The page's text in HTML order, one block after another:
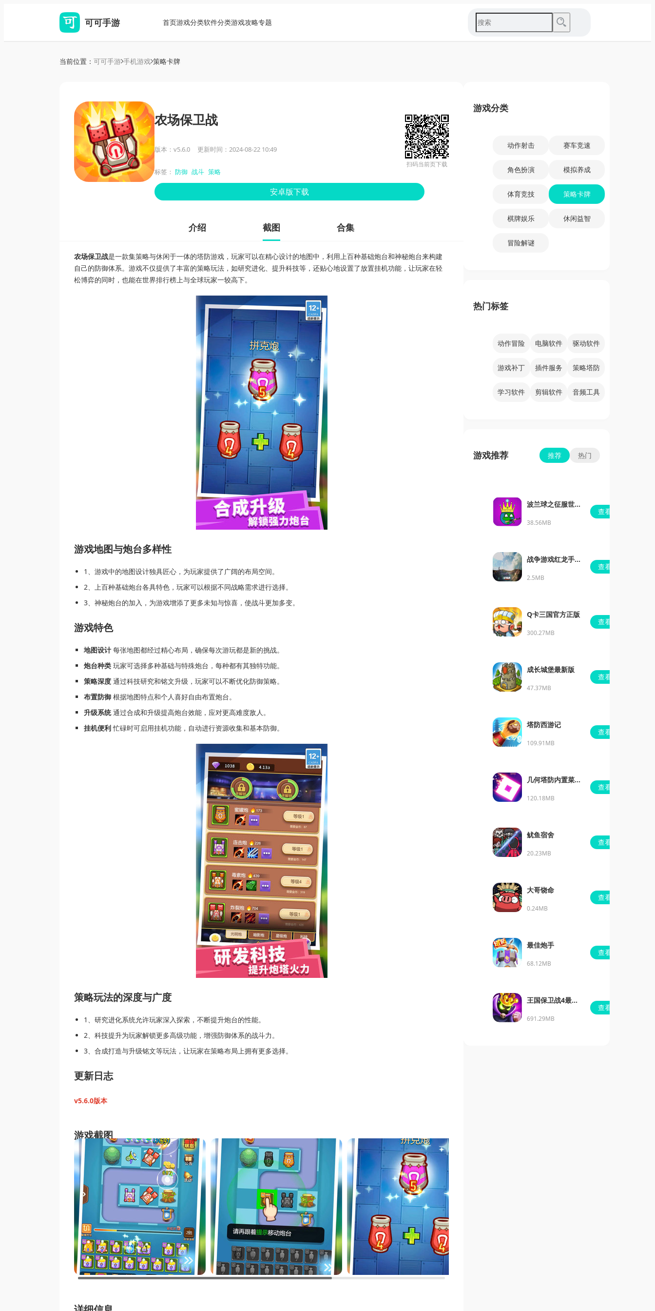
可可手游 首页游戏分类软件分类游戏攻略专题
当前位置： 可可手游 手机游戏 策略卡牌
农场保卫战
版本：v5.6.0 更新时间：2024-08-22 10:49
标签： 防御 战斗 策略
安卓版下载
扫码当前页下载
介绍 截图 合集
农场保卫战是一款集策略与休闲于一体的塔防游戏，玩家可以在精心设计的地图中，利用上百种基础炮台和神秘炮台来构建
自己的防御体系。游戏不仅提供了丰富的策略玩法，如研究进化、提升科技等，还贴心地设置了放置挂机功能，让玩家在轻
松博弈的同时，也能在世界排行榜上与全球玩家一较高下。
游戏地图与炮台多样性
1、游戏中的地图设计独具匠心，为玩家提供了广阔的布局空间。
2、上百种基础炮台各具特色，玩家可以根据不同战略需求进行选择。
3、神秘炮台的加入，为游戏增添了更多未知与惊喜，使战斗更加多变。
游戏特色
地图设计 每张地图都经过精心布局，确保每次游玩都是新的挑战。
炮台种类 玩家可选择多种基础与特殊炮台，每种都有其独特功能。
策略深度 通过科技研究和铭文升级，玩家可以不断优化防御策略。
布置防御 根据地图特点和个人喜好自由布置炮台。
升级系统通过合成和升级提高炮台效能，应对更高难度敌人。
挂机便利忙碌时可启用挂机功能，自动进行资源收集和基本防御。
策略玩法的深度与广度
1、研究进化系统允许玩家深入探索，不断提升炮台的性能。
2、科技提升为玩家解锁更多高级功能，增强防御体系的战斗力。
3、合成打造与升级铭文等玩法，让玩家在策略布局上拥有更多选择。
更新日志
v5.6.0版本
游戏截图
游戏分类
动作射击 赛车竞速
角色扮演 模拟养成
体育竞技 策略卡牌
棋牌娱乐 休闲益智
冒险解谜
热门标签
动作冒险 电脑软件 驱动软件
游戏补丁 插件服务 策略塔防
学习软件 剪辑软件 音频工具
游戏推荐 推荐 热门
波兰球之征服世界
无限金币版
38.56MB
查看
战争游戏红龙手机
版
2.5MB
查看
Q卡三国官方正版
300.27MB
查看
成长城堡最新版
47.37MB
查看
塔防西游记
109.91MB
查看
几何塔防内置菜单
版
120.18MB
查看
鱿鱼宿舍
20.23MB
查看
大哥饶命
0.24MB
查看
最佳炮手
68.12MB
查看
王国保卫战4最新
dlc下载
691.29MB
查看